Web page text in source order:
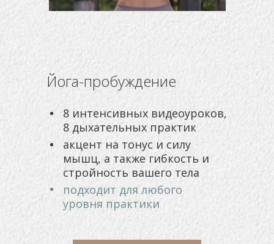
Йога-пробуждение
8 интенсивных видеоуроков,
8 дыхательных практик
акцент на тонус и силу
мышц, а также гибкость и
стройность вашего тела
подходит для любого
уровня практики